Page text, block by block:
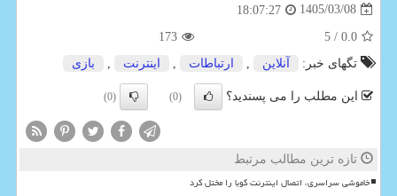
1405/03/08
18:07:27
0.0
/ 5
173
تگهای خبر:
آنلاین , ارتباطات , اینترنت , بازی
این مطلب را می پسندید؟ (0)
(0)
تازه ترین مطالب مرتبط
خاموشی سراسری، اتصال اینترنت کوبا را مختل کرد